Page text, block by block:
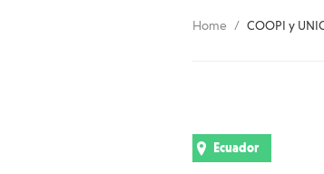
Home COOPI y
Ecuador